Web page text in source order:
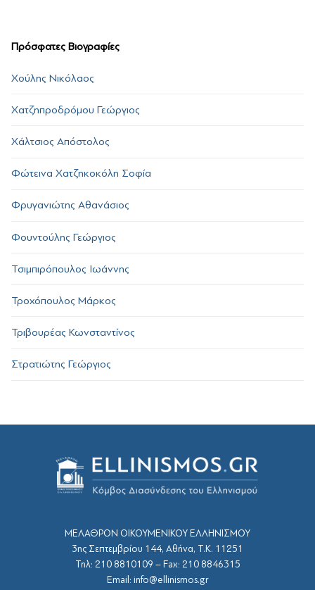
Πρόσφατες Βιογραφίες
Χούλης Νικόλαος
Χατζηπροδρόμου Γεώργιος
Χάλτσιος Απόστολος
Φώτεινα Χατζηκοκόλη Σοφία
Φρυγανιώτης Αθανάσιος
Φουντούλης Γεώργιος
Τσιμπιρόπουλος Ιωάννης
Τροχόπουλος Μάρκος
Τριβουρέας Κωνσταντίνος
Στρατιώτης Γεώργιος
ΜΕΛΑΘΡΟΝ ΟΙΚΟΥΜΕΝΙΚΟΥ ΕΛΛΗΝΙΣΜΟΥ
3ης Σεπτεμβρίου 144, Αθήνα, Τ.Κ. 11251
Τηλ: 210 8810109 – Fax: 210 8846315
Email: info@ellinismos.gr